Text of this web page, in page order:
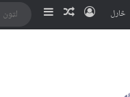
څارل ننوتلناڅاپه توری
Sidebar